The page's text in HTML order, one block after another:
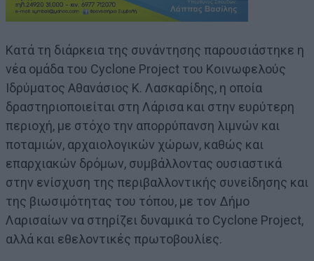
Κατά τη διάρκεια της συνάντησης παρουσιάστηκε η
νέα ομάδα του Cyclone Project του Κοινωφελούς
Ιδρύματος Αθανάσιος Κ. Λασκαρίδης, η οποία
δραστηριοποιείται στη Λάρισα και στην ευρύτερη
περιοχή, με στόχο την απορρύπανση λιμνών και
ποταμιών, αρχαιολογικών χώρων, καθώς και
επαρχιακών δρόμων, συμβάλλοντας ουσιαστικά
στην ενίσχυση της περιβαλλοντικής συνείδησης και
της βιωσιμότητας του τόπου, με τον Δήμο
Λαρισαίων να στηρίζει δυναμικά το Cyclone Project,
αλλά και εθελοντικές πρωτοβουλίες.